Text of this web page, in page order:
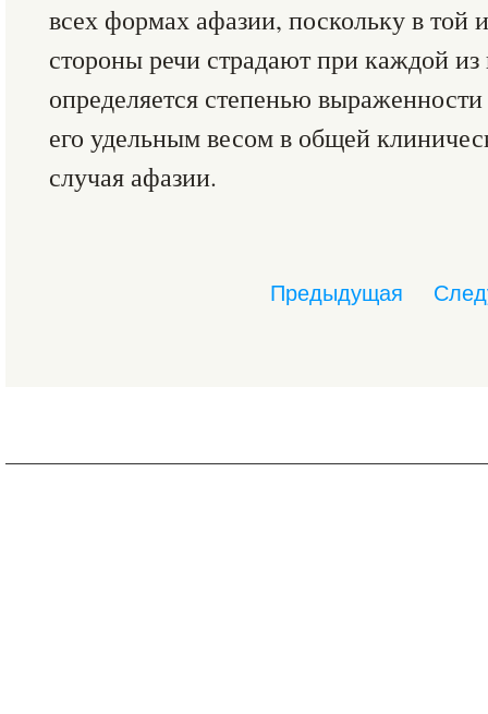
всех формах афазии, поскольку в той
стороны речи страдают при каждой
определяется степенью
его удельным весом в общей
случая афазии.
Предыдущая